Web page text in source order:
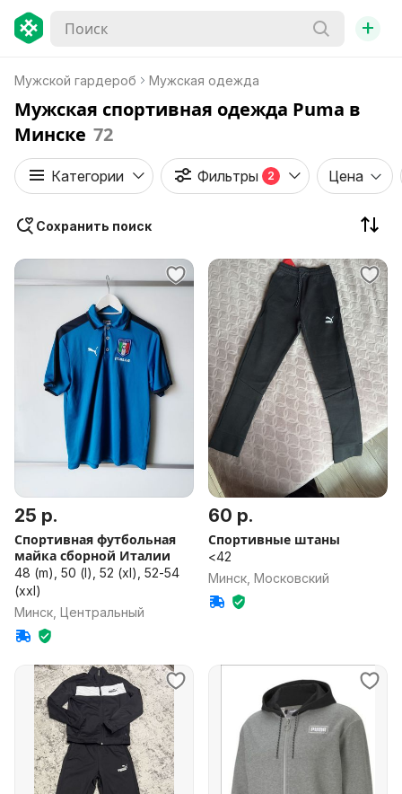
+
Мужской гардероб Мужская одежда
Мужская спортивная одежда Puma в
Минске 72
Категории Фильтры 2 Цена
Сохранить поиск
25 р.
Спортивная футбольная
майка сборной Италии
48 (m), 50 (l), 52 (xl), 52-54
(xxl)
Минск, Центральный
60 р.
Спортивные штаны
<42
Минск, Московский